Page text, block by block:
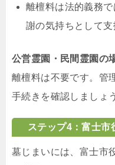
離檀料は法的義務
謝の気持ちとして
公営霊園・民間霊園の
離檀料は不要です。管
手続きを確認しましょ
ステップ4：富士市
墓じまいには、富士市